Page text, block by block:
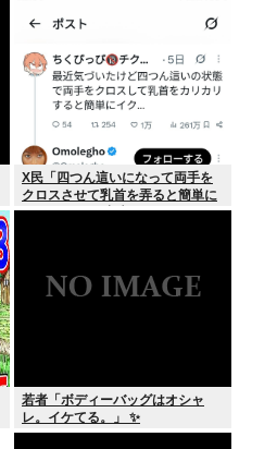
X民「四つん這いになって両手を
クロスさせて乳首を弄ると簡単に
イケる」 これ出来ないヤツはゲイ
若者「ボディーバッグはオシャ
レ。イケてる。」 ✨